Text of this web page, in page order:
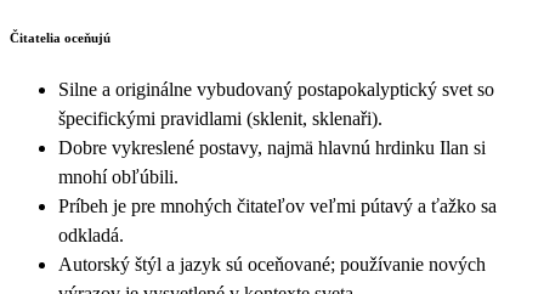
Čitatelia oceňujú
Silne a originálne vybudovaný postapokalyptický svet so
špecifickými pravidlami (sklenit, sklenaři).
Dobre vykreslené postavy, najmä hlavnú hrdinku Ilan si
mnohí obľúbili.
Príbeh je pre mnohých čitateľov veľmi pútavý a ťažko sa
odkladá.
Autorský štýl a jazyk sú oceňované; používanie nových